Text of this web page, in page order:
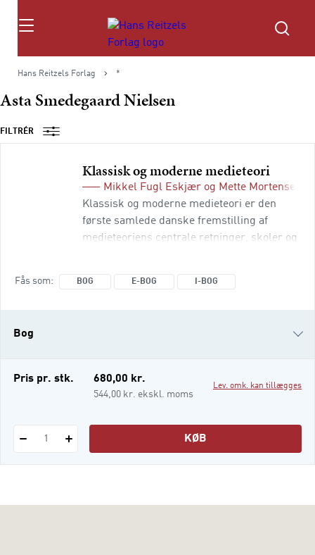
Søg
Hans Reitzels Forlag *
Asta Smedegaard Nielsen
FILTRÉR
Klassisk og moderne medieteori
Mikkel Fugl Eskjær og Mette Mortensen
Klassisk og moderne medieteori er den
første samlede danske fremstilling af
medieteoriens centrale retninger, skoler og
tilværelse
Fås som BOG E-BOG I-BOG
Bog
e-bog
Pris pr. stk. 680,00 kr.
544,00 kr. ekskl. moms
Lev. omk. kan tillægges
1 KØB